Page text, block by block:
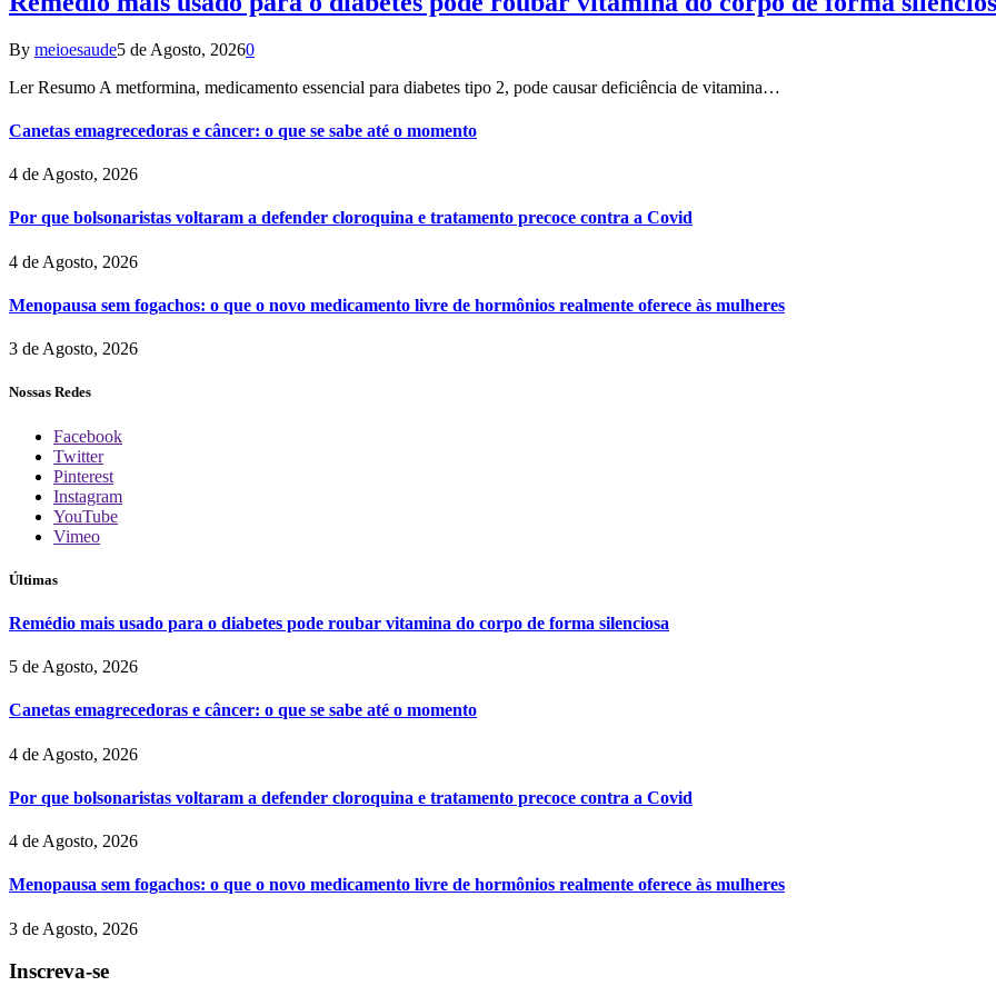
By meioesaude5 de Agosto, 20260
Ler Resumo A metformina, medicamento essencial para diabetes tipo 2, pode causar deficiência de vitamina…
Canetas emagrecedoras e câncer: o que se sabe até o momento
4 de Agosto, 2026
Por que bolsonaristas voltaram a defender cloroquina e tratamento precoce contra a Covid
4 de Agosto, 2026
Menopausa sem fogachos: o que o novo medicamento livre de hormônios realmente oferece às mulheres
3 de Agosto, 2026
Nossas Redes
Facebook
Twitter
Pinterest
Instagram
YouTube
Vimeo
Últimas
Remédio mais usado para o diabetes pode roubar vitamina do corpo de forma silenciosa
5 de Agosto, 2026
Canetas emagrecedoras e câncer: o que se sabe até o momento
4 de Agosto, 2026
Por que bolsonaristas voltaram a defender cloroquina e tratamento precoce contra a Covid
4 de Agosto, 2026
Menopausa sem fogachos: o que o novo medicamento livre de hormônios realmente oferece às mulheres
3 de Agosto, 2026
Inscreva-se